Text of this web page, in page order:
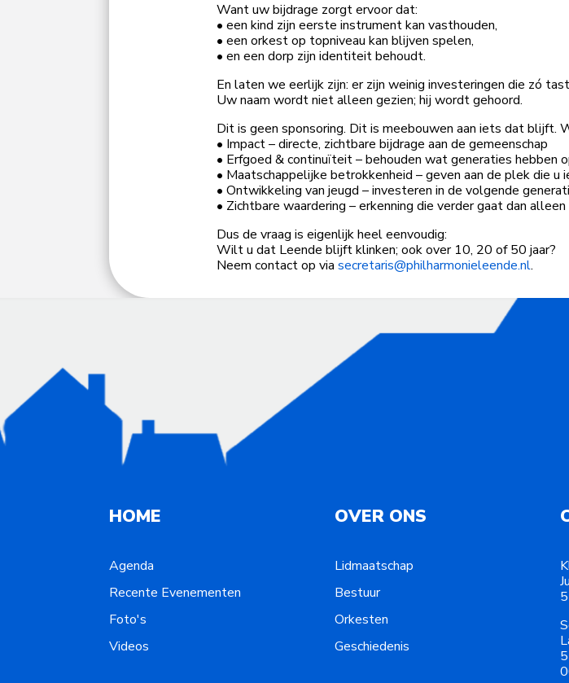
Want uw bijdrage zorgt ervoor dat:
• een kind zijn eerste instrument kan vasthouden,
• een orkest op topniveau kan blijven spelen,
• en een dorp zijn identiteit behoudt.
En laten we eerlijk zijn: er zijn weinig investeringen die zó
Uw naam wordt niet alleen gezien; hij wordt gehoord.
Dit is geen sponsoring. Dit is meebouwen aan iets dat blijft.
• Impact – directe, zichtbare bijdrage aan de gemeenschap
• Erfgoed & continuïteit – behouden wat generaties hebben
• Maatschappelijke betrokkenheid – geven aan de plek die u
• Ontwikkeling van jeugd – investeren in de volgende
• Zichtbare waardering – erkenning die verder gaat dan
Dus de vraag is eigenlijk heel eenvoudig:
Wilt u dat Leende blijft klinken; ook over 10, 20 of 50 jaar?
Neem contact op via secretaris@philharmonieleende.nl.
HOME
Agenda
Recente Evenementen
Foto's
Videos
OVER ONS
Lidmaatschap
Bestuur
Orkesten
Geschiedenis